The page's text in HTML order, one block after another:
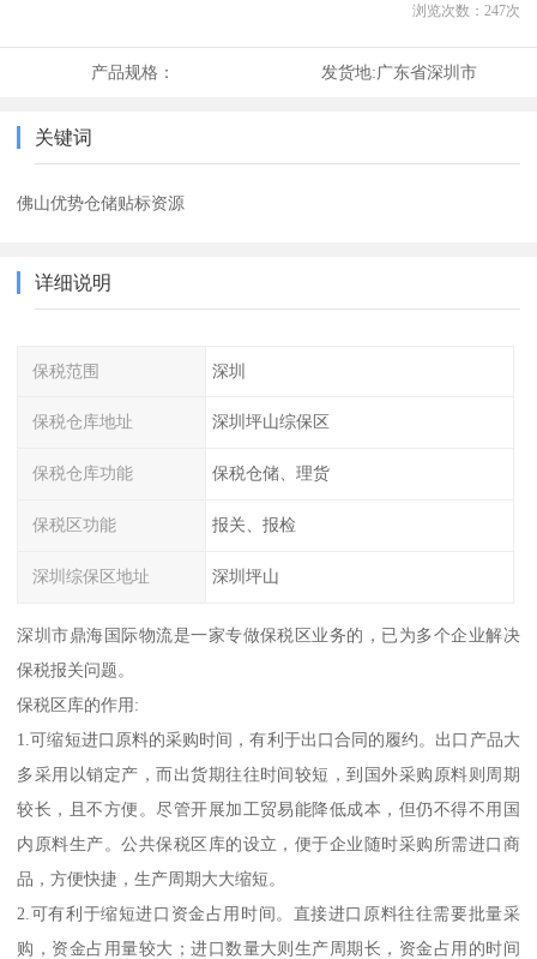
浏览次数： 247次
产品规格： 发货地:广东省深圳市
关键词
佛山优势仓储贴标资源
详细说明
保税范围 深圳
保税仓库地址 深圳坪山综保区
保税仓库功能 保税仓储、理货
保税区功能 报关、报检
深圳综保区地址 深圳坪山
深圳市鼎海国际物流是一家专做保税区业务的，已为多个企业解决
保税报关问题。
保税区库的作用:
1.可缩短进口原料的采购时间，有利于出口合同的履约。出口产品大
多采用以销定产，而出货期往往时间较短，到国外采购原料则周期
较长，且不方便。尽管开展加工贸易能降低成本，但仍不得不用国
内原料生产。公共保税区库的设立，便于企业随时采购所需进口商
品，方便快捷，生产周期大大缩短。
2.可有利于缩短进口资金占用时间。直接进口原料往往需要批量采
购，资金占用量较大；进口数量大则生产周期长，资金占用的时间